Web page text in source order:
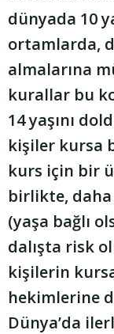
dünyada 10
ortamlarda,
almalarına
kurallar bu
14 yaşını
kişiler kursa
kurs için bir
birlikte, daha
(yaşa bağlı
dalışta risk
kişilerin
hekimlerine
Dünya’da